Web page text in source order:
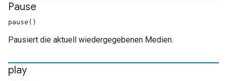
Pause
pause()
Pausiert die aktuell wiedergegebenen Medien.
play